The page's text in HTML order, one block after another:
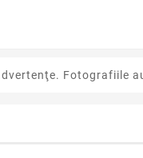
Fotografiile